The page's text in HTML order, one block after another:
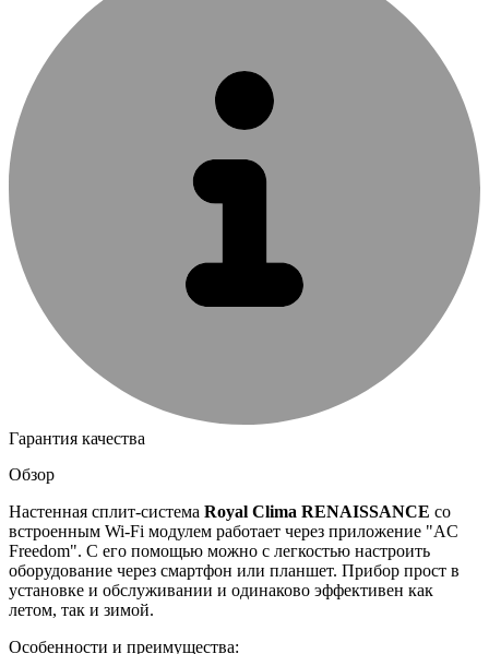
Гарантия качества
Обзор
Настенная сплит-система Royal Clima RENAISSANCE со
встроенным Wi-Fi модулем работает через приложение "AC
Freedom". С его помощью можно с легкостью настроить
оборудование через смартфон или планшет. Прибор прост в
установке и обслуживании и одинаково эффективен как
летом, так и зимой.
Особенности и преимущества: